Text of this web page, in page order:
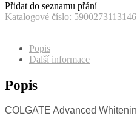
Přidat do seznamu přání
Katalogové číslo: 5900273113146
Popis
Další informace
Popis
COLGATE Advanced